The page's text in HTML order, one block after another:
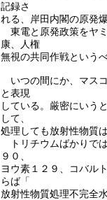
記録さ
れる、岸田内閣の原発
東電と原発政策をヤ
康、人権
無視の共同作戦という
いつの間にか、マス
と表現
している。厳密にいう
して、
処理しても放射性物質
トリチウムばかりで
９０、
ヨウ素１２９、コバル
らば「
放射性物質処理不完全